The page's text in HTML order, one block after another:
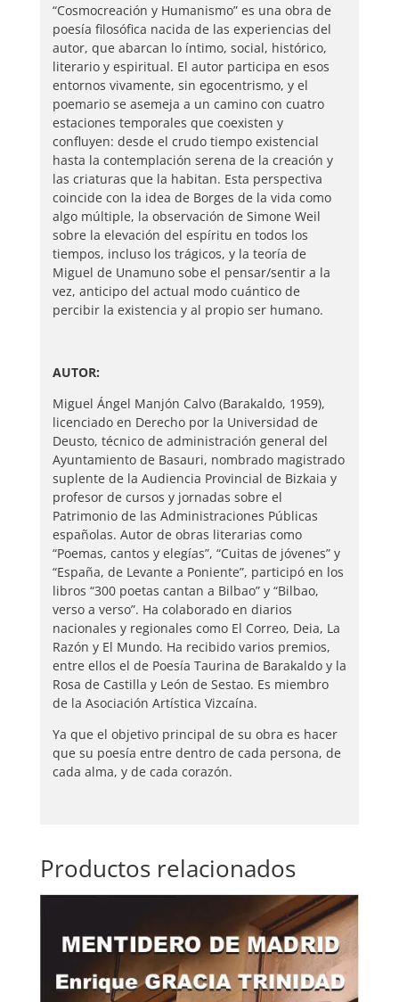
“Cosmocreación y Humanismo” es una obra de
poesía filosófica nacida de las experiencias del
autor, que abarcan lo íntimo, social, histórico,
literario y espiritual. El autor participa en esos
entornos vivamente, sin egocentrismo, y el
poemario se asemeja a un camino con cuatro
estaciones temporales que coexisten y
confluyen: desde el crudo tiempo existencial
hasta la contemplación serena de la creación y
las criaturas que la habitan. Esta perspectiva
coincide con la idea de Borges de la vida como
algo múltiple, la observación de Simone Weil
sobre la elevación del espíritu en todos los
tiempos, incluso los trágicos, y la teoría de
Miguel de Unamuno sobe el pensar/sentir a la
vez, anticipo del actual modo cuántico de
percibir la existencia y al propio ser humano.
AUTOR:
Miguel Ángel Manjón Calvo (Barakaldo, 1959),
licenciado en Derecho por la Universidad de
Deusto, técnico de administración general del
Ayuntamiento de Basauri, nombrado magistrado
suplente de la Audiencia Provincial de Bizkaia y
profesor de cursos y jornadas sobre el
Patrimonio de las Administraciones Públicas
españolas. Autor de obras literarias como
“Poemas, cantos y elegías”, “Cuitas de jóvenes” y
“España, de Levante a Poniente”, participó en los
libros “300 poetas cantan a Bilbao” y “Bilbao,
verso a verso”. Ha colaborado en diarios
nacionales y regionales como El Correo, Deia, La
Razón y El Mundo. Ha recibido varios premios,
entre ellos el de Poesía Taurina de Barakaldo y la
Rosa de Castilla y León de Sestao. Es miembro
de la Asociación Artística Vizcaína.
Ya que el objetivo principal de su obra es hacer
que su poesía entre dentro de cada persona, de
cada alma, y de cada corazón.
Productos relacionados